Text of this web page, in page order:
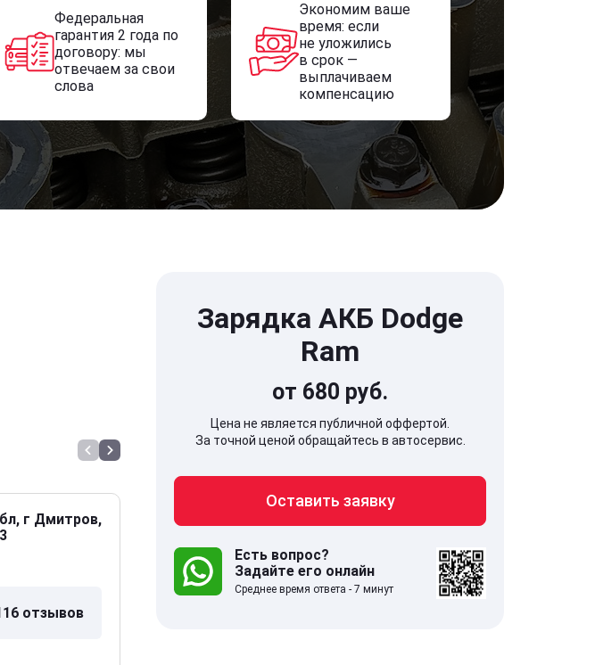
Федеральная
гарантия 2 года по
договору: мы
отвечаем за свои
слова
Экономим ваше
время: если
не уложились
в срок —
выплачиваем
компенсацию
г Дмитров,
отзывов
141707, Московская обл,
дом 5
Зарядка АКБ Dodge
Ram
от 680 руб.
Цена не является публичной оффертой.
За точной ценой обращайтесь в автосервис.
Оставить заявку
Есть вопрос?
Задайте его онлайн
Среднее время ответа - 7 минут